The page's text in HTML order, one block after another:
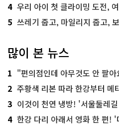
4 우리 아이 첫 클라이밍 도전, 여기서!
5 쓰레기 줍고, 마일리지 줍고, 보람
많이 본 뉴스
1 "편의점인데 아무것도 안 팔아요" 서
2 주황색 리본 따라 한강부터 메타세쿼
3 이것이 천연 냉방! '서울둘레
4 한강 다리 아래서 영화 한 편!